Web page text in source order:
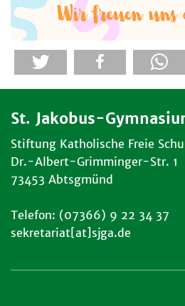
St. Jakobus-
Stiftung Katholische Freie
Dr.-Albert-Grimminger-Str. 1
73453 Abtsgmünd
Telefon: (07366) 9
sekretariat[at]sjga.de